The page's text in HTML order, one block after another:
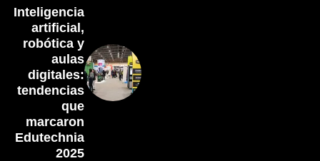
Inteligencia
artificial,
robótica y
aulas
digitales:
tendencias
que
marcaron
Edutechnia
2025